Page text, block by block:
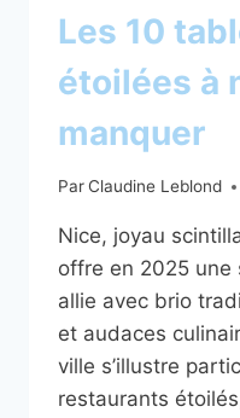
Les 10
étoilées à
manquer
ParClaudine Leblond
Nice, joyau
offre en 2025 une
allie avec brio
et audaces
ville s’illustre
restaurants